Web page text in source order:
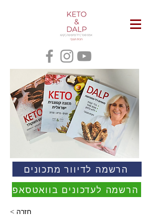
הרשמה לדיוור מתכונים
הרשמה לעדכונים בוואטסאפ
< חזרה